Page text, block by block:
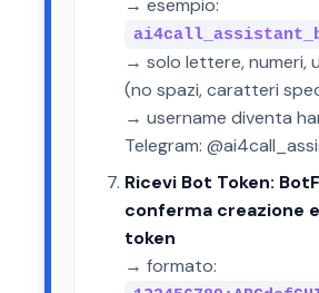
→ esempio:
→ solo lettere, numeri,
(no spazi, caratteri
→ username diventa
Telegram:
Ricevi Bot Token:
conferma creazione
token
→ formato: